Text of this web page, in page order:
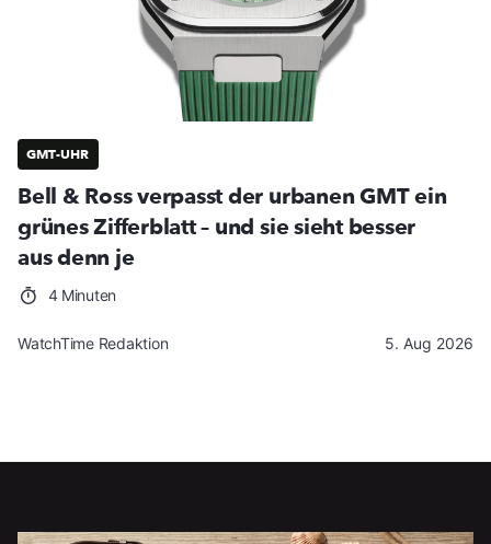
GMT-UHR
Bell & Ross verpasst der urbanen GMT ein
grünes Zifferblatt – und sie sieht besser
aus denn je
4 Minuten
WatchTime Redaktion 5. Aug 2026